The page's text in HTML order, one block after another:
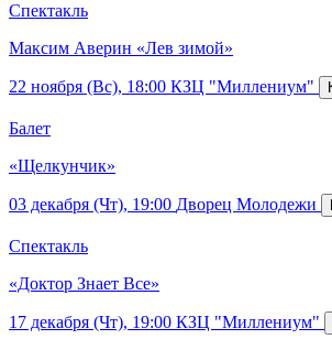
Спектакль
Максим Аверин «Лев зимой»
22 ноября (Вс), 18:00 КЗЦ "Миллениум"
Балет
«Щелкунчик»
03 декабря (Чт), 19:00 Дворец Молодежи
Спектакль
«Доктор Знает Все»
17 декабря (Чт), 19:00 КЗЦ "Миллениум"